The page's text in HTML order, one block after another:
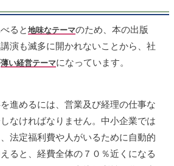
ると 地味なテーマのため、本の出版
演も滅多に開かれないことから、社
薄い経営テーマになっています。
進めるには、営業及び経理の仕事な
なければなりません。中小企業では
法定福利費や人がいるために自動的
ると、経費全体の７０％近くになる